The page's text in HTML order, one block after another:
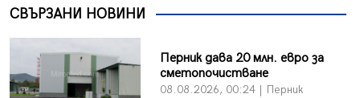
СВЪРЗАНИ НОВИНИ
Перник дава 20 млн. евро за
сметопочистване
08.08.2026, 00:24 | Перник